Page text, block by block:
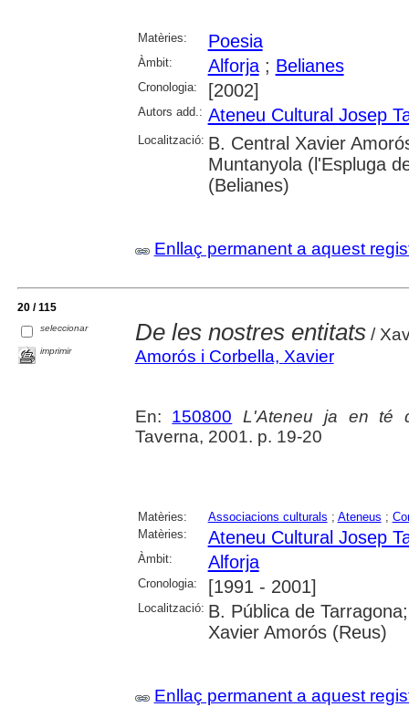
Matèries: Poesia
Àmbit: Alforja; Belianes
Cronologia: [2002]
Autors add.: Ateneu Cultural Josep
Localització: B. Central Xavier
Muntanyola (l'Espluga
(Belianes)
Enllaç permanent a aquest
20 / 115
seleccionar
imprimir
De les nostres entitats/
Amorós i Corbella, Xavier
En: 150800
L'Ateneu ja en té
Taverna, 2001. p. 19-20
Matèries: Associacions culturals ; Ateneus ;
Matèries:
Ateneu Cultural Josep
Àmbit: Alforja
Cronologia: [1991 - 2001]
Localització: B. Pública de
Xavier Amorós (Reus)
Enllaç permanent a aquest